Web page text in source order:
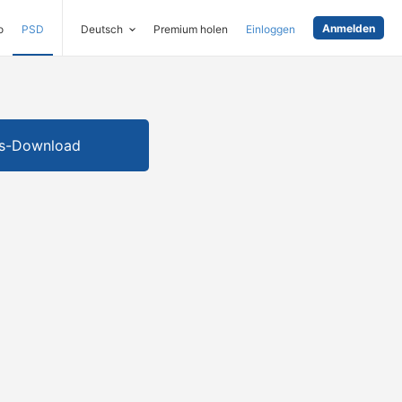
PSD Deutsch Premium holen Einloggen Anmelden
Download